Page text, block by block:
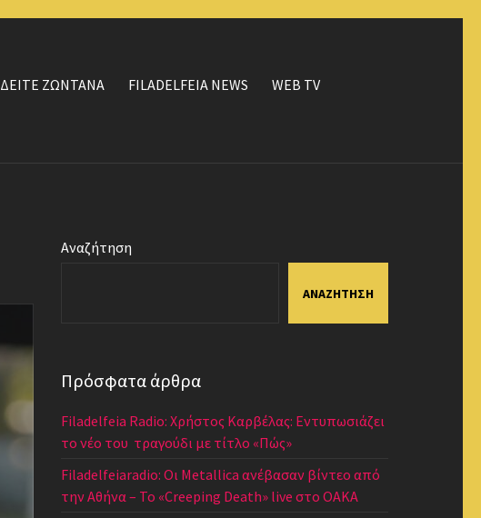
ΔΕΙΤΕ ΖΩΝΤΑΝΑ FILADELFEIA NEWS
WEB TV
Αναζήτηση
ΑΝΑΖΉΤΗΣΗ
Πρόσφατα άρθρα
Filadelfeia Radio: Χρήστος Καρβέλας: Εντυπωσιάζει
το νέο του τραγούδι με τίτλο «Πώς»
Filadelfeiaradio: Οι Metallica ανέβασαν βίντεο από
την Αθήνα – Το «Creeping Death» live στο ΟΑΚΑ